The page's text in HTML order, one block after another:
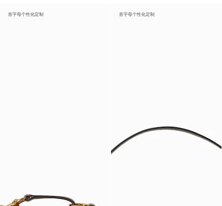
首字母个性化定制 首字母个性化定制